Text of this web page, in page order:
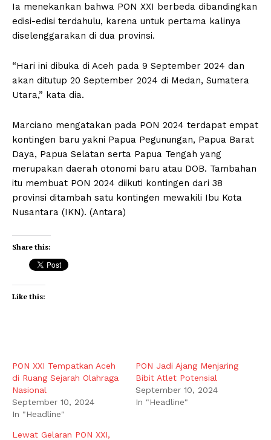
Ia menekankan bahwa PON XXI berbeda dibandingkan
edisi-edisi terdahulu, karena untuk pertama kalinya
diselenggarakan di dua provinsi.
“Hari ini dibuka di Aceh pada 9 September 2024 dan
akan ditutup 20 September 2024 di Medan, Sumatera
Utara,” kata dia.
Marciano mengatakan pada PON 2024 terdapat empat
kontingen baru yakni Papua Pegunungan, Papua Barat
Daya, Papua Selatan serta Papua Tengah yang
merupakan daerah otonomi baru atau DOB. Tambahan
itu membuat PON 2024 diikuti kontingen dari 38
provinsi ditambah satu kontingen mewakili Ibu Kota
Nusantara (IKN). (Antara)
Share this:
Like this:
PON XXI Tempatkan Aceh
di Ruang Sejarah Olahraga
Nasional
September 10, 2024
In "Headline"
PON Jadi Ajang Menjaring
Bibit Atlet Potensial
September 10, 2024
In "Headline"
Lewat Gelaran PON XXI,